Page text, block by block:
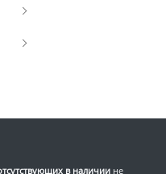
в наличии не